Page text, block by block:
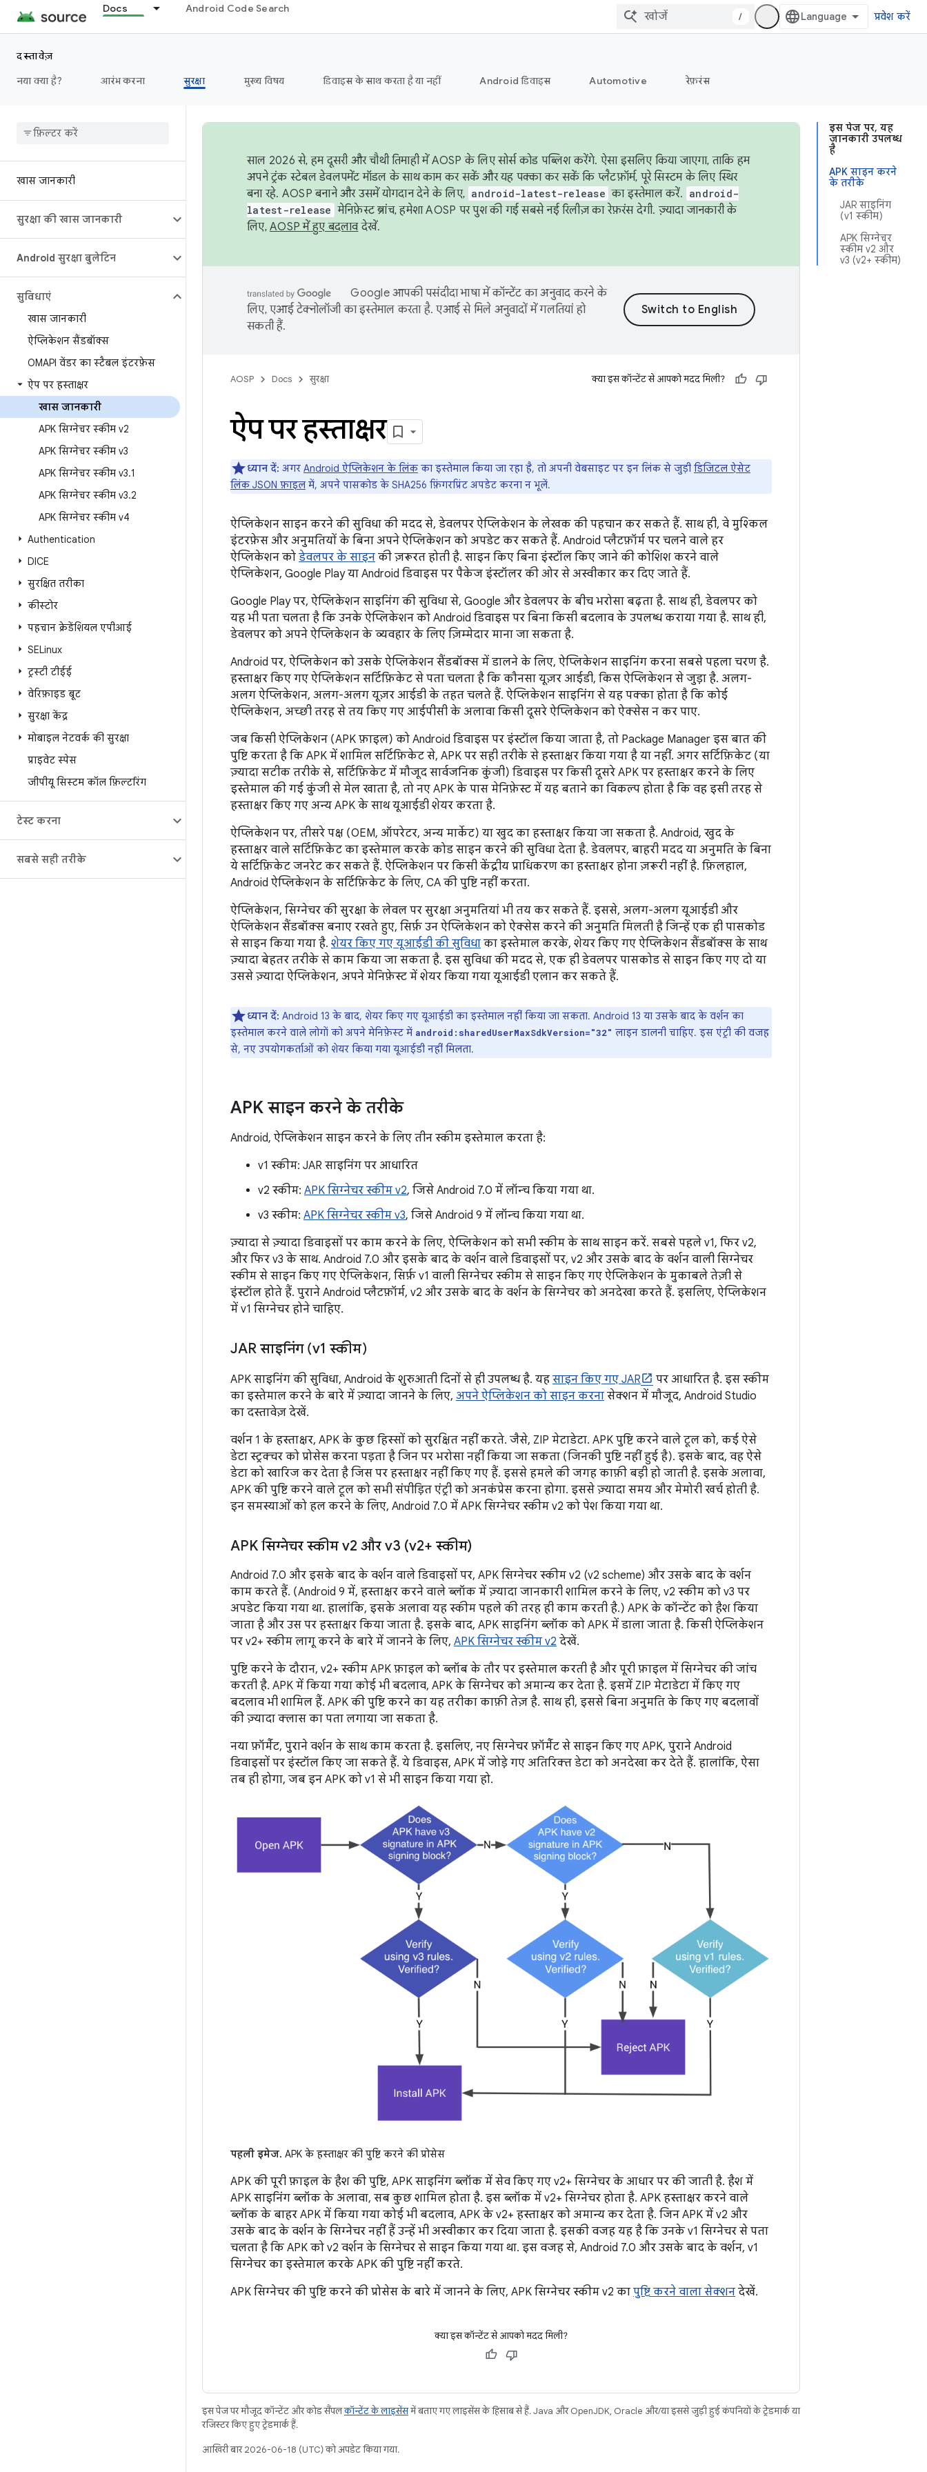
Docs Android Code Search
/ प्रवेश करें
दस्तावेज़
नया क्या है?
आरंभ करना सुरक्षा मुख्य विषय डिवाइस के साथ करता है या नहीं Android डिवाइस Automotive रेफ़रंस
खास जानकारी
सुरक्षा की खास जानकारी
Android सुरक्षा बुलेटिन
सुविधाएं
खास जानकारी
ऐप्लिकेशन सैंडबॉक्स
OMAPI वेंडर का स्टैबल इंटरफ़ेस
ऐप पर हस्ताक्षर
खास जानकारी
APK सिग्नेचर स्कीम v2
APK सिग्नेचर स्कीम v3
APK सिग्नेचर स्कीम v3.1
APK सिग्नेचर स्कीम v3.2
APK सिग्नेचर स्कीम v4
Authentication
DICE
सुरक्षित तरीका
कीस्टोर
पहचान क्रेडेंशियल एपीआई
SELinux
ट्रस्टी टीईई
वेरिफ़ाइड बूट
सुरक्षा केंद्र
मोबाइल नेटवर्क की सुरक्षा
प्राइवेट स्पेस
जीपीयू सिस्टम कॉल फ़िल्टरिंग
टेस्ट करना
सबसे सही तरीके
इस पेज पर, यह
जानकारी उपलब्ध
है
APK साइन करने
के तरीके
JAR साइनिंग
(v1 स्कीम)
APK सिग्नेचर
स्कीम v2 और
v3 (v2+ स्कीम)
साल 2026 से, हम दूसरी और चौथी तिमाही में AOSP के लिए सोर्स कोड पब्लिश करेंगे. ऐसा इसलिए किया जाएगा, ताकि हम
अपने ट्रंक स्टेबल डेवलपमेंट मॉडल के साथ काम कर सकें और यह पक्का कर सकें कि प्लैटफ़ॉर्म, पूरे सिस्टम के लिए स्थिर
बना रहे. AOSP बनाने और उसमें योगदान देने के लिए, android-latest-release का इस्तेमाल करें. android-
latest-release मेनिफ़ेस्ट ब्रांच, हमेशा AOSP पर पुश की गई सबसे नई रिलीज़ का रेफ़रंस देगी. ज़्यादा जानकारी के
लिए, AOSP में हुए बदलावदेखें.
Google आपकी पसंदीदा भाषा में कॉन्टेंट का अनुवाद करने के
लिए, एआई टेक्नोलॉजी का इस्तेमाल करता है. एआई से मिले अनुवादों में गलतियां हो
सकती हैं.
AOSP Docs सुरक्षा क्या इस कॉन्टेंट से आपको मदद मिली?
ऐप पर हस्ताक्षर
ध्यान दें: अगर Android ऐप्लिकेशन के लिंक का इस्तेमाल किया जा रहा है, तो अपनी वेबसाइट पर इन लिंक से जुड़ी डिजिटल ऐसेट
लिंक JSON फ़ाइल में, अपने पासकोड के SHA256 फ़िंगरप्रिंट अपडेट करना न भूलें.
ऐप्लिकेशन साइन करने की सुविधा की मदद से, डेवलपर ऐप्लिकेशन के लेखक की पहचान कर सकते हैं. साथ ही, वे मुश्किल
इंटरफ़ेस और अनुमतियों के बिना अपने ऐप्लिकेशन को अपडेट कर सकते हैं. Android प्लैटफ़ॉर्म पर चलने वाले हर
ऐप्लिकेशन को डेवलपर के साइन की ज़रूरत होती है. साइन किए बिना इंस्टॉल किए जाने की कोशिश करने वाले
ऐप्लिकेशन, Google Play या Android डिवाइस पर पैकेज इंस्टॉलर की ओर से अस्वीकार कर दिए जाते हैं.
Google Play पर, ऐप्लिकेशन साइनिंग की सुविधा से, Google और डेवलपर के बीच भरोसा बढ़ता है. साथ ही, डेवलपर को
यह भी पता चलता है कि उनके ऐप्लिकेशन को Android डिवाइस पर बिना किसी बदलाव के उपलब्ध कराया गया है. साथ ही,
डेवलपर को अपने ऐप्लिकेशन के व्यवहार के लिए ज़िम्मेदार माना जा सकता है.
Android पर, ऐप्लिकेशन को उसके ऐप्लिकेशन सैंडबॉक्स में डालने के लिए, ऐप्लिकेशन साइनिंग करना सबसे पहला चरण है.
हस्ताक्षर किए गए ऐप्लिकेशन सर्टिफ़िकेट से पता चलता है कि कौनसा यूज़र आईडी, किस ऐप्लिकेशन से जुड़ा है. अलग-
अलग ऐप्लिकेशन, अलग-अलग यूज़र आईडी के तहत चलते हैं. ऐप्लिकेशन साइनिंग से यह पक्का होता है कि कोई
ऐप्लिकेशन, अच्छी तरह से तय किए गए आईपीसी के अलावा किसी दूसरे ऐप्लिकेशन को ऐक्सेस न कर पाए.
जब किसी ऐप्लिकेशन (APK फ़ाइल) को Android डिवाइस पर इंस्टॉल किया जाता है, तो Package Manager इस बात की
पुष्टि करता है कि APK में शामिल सर्टिफ़िकेट से, APK पर सही तरीके से हस्ताक्षर किया गया है या नहीं. अगर सर्टिफ़िकेट (या
ज़्यादा सटीक तरीके से, सर्टिफ़िकेट में मौजूद सार्वजनिक कुंजी) डिवाइस पर किसी दूसरे APK पर हस्ताक्षर करने के लिए
इस्तेमाल की गई कुंजी से मेल खाता है, तो नए APK के पास मेनिफ़ेस्ट में यह बताने का विकल्प होता है कि वह इसी तरह से
हस्ताक्षर किए गए अन्य APK के साथ यूआईडी शेयर करता है.
ऐप्लिकेशन पर, तीसरे पक्ष (OEM, ऑपरेटर, अन्य मार्केट) या खुद का हस्ताक्षर किया जा सकता है. Android, खुद के
हस्ताक्षर वाले सर्टिफ़िकेट का इस्तेमाल करके कोड साइन करने की सुविधा देता है. डेवलपर, बाहरी मदद या अनुमति के बिना
ये सर्टिफ़िकेट जनरेट कर सकते हैं. ऐप्लिकेशन पर किसी केंद्रीय प्राधिकरण का हस्ताक्षर होना ज़रूरी नहीं है. फ़िलहाल,
Android ऐप्लिकेशन के सर्टिफ़िकेट के लिए, CA की पुष्टि नहीं करता.
ऐप्लिकेशन, सिग्नेचर की सुरक्षा के लेवल पर सुरक्षा अनुमतियां भी तय कर सकते हैं. इससे, अलग-अलग यूआईडी और
ऐप्लिकेशन सैंडबॉक्स बनाए रखते हुए, सिर्फ़ उन ऐप्लिकेशन को ऐक्सेस करने की अनुमति मिलती है जिन्हें एक ही पासकोड
से साइन किया गया है. शेयर किए गए यूआईडी की सुविधा का इस्तेमाल करके, शेयर किए गए ऐप्लिकेशन सैंडबॉक्स के साथ
ज़्यादा बेहतर तरीके से काम किया जा सकता है. इस सुविधा की मदद से, एक ही डेवलपर पासकोड से साइन किए गए दो या
उससे ज़्यादा ऐप्लिकेशन, अपने मेनिफ़ेस्ट में शेयर किया गया यूआईडी एलान कर सकते हैं.
ध्यान दें: Android 13 के बाद, शेयर किए गए यूआईडी का इस्तेमाल नहीं किया जा सकता. Android 13 या उसके बाद के वर्शन का
इस्तेमाल करने वाले लोगों को अपने मेनिफ़ेस्ट में android:sharedUserMaxSdkVersion="32" लाइन डालनी चाहिए. इस एंट्री की वजह
से, नए उपयोगकर्ताओं को शेयर किया गया यूआईडी नहीं मिलता.
APK साइन करने के तरीके
Android, ऐप्लिकेशन साइन करने के लिए तीन स्कीम इस्तेमाल करता है:
v1 स्कीम: JAR साइनिंग पर आधारित
v2 स्कीम: APK सिग्नेचर स्कीम v2, जिसे Android 7.0 में लॉन्च किया गया था.
v3 स्कीम: APK सिग्नेचर स्कीम v3, जिसे Android 9 में लॉन्च किया गया था.
ज़्यादा से ज़्यादा डिवाइसों पर काम करने के लिए, ऐप्लिकेशन को सभी स्कीम के साथ साइन करें. सबसे पहले v1, फिर v2,
और फिर v3 के साथ. Android 7.0 और इसके बाद के वर्शन वाले डिवाइसों पर, v2 और उसके बाद के वर्शन वाली सिग्नेचर
स्कीम से साइन किए गए ऐप्लिकेशन, सिर्फ़ v1 वाली सिग्नेचर स्कीम से साइन किए गए ऐप्लिकेशन के मुकाबले तेज़ी से
इंस्टॉल होते हैं. पुराने Android प्लैटफ़ॉर्म, v2 और उसके बाद के वर्शन के सिग्नेचर को अनदेखा करते हैं. इसलिए, ऐप्लिकेशन
में v1 सिग्नेचर होने चाहिए.
JAR साइनिंग (v1 स्कीम)
APK साइनिंग की सुविधा, Android के शुरुआती दिनों से ही उपलब्ध है. यह साइन किए गए JAR
पर आधारित है. इस स्कीम
का इस्तेमाल करने के बारे में ज़्यादा जानने के लिए, अपने ऐप्लिकेशन को साइन करना सेक्शन में मौजूद, Android Studio
का दस्तावेज़ देखें.
वर्शन 1 के हस्ताक्षर, APK के कुछ हिस्सों को सुरक्षित नहीं करते. जैसे, ZIP मेटाडेटा. APK पुष्टि करने वाले टूल को, कई ऐसे
डेटा स्ट्रक्चर को प्रोसेस करना पड़ता है जिन पर भरोसा नहीं किया जा सकता (जिनकी पुष्टि नहीं हुई है). इसके बाद, वह ऐसे
डेटा को खारिज कर देता है जिस पर हस्ताक्षर नहीं किए गए हैं. इससे हमले की जगह काफ़ी बड़ी हो जाती है. इसके अलावा,
APK की पुष्टि करने वाले टूल को सभी संपीड़ित एंट्री को अनकंप्रेस करना होगा. इससे ज़्यादा समय और मेमोरी खर्च होती है.
इन समस्याओं को हल करने के लिए, Android 7.0 में APK सिग्नेचर स्कीम v2 को पेश किया गया था.
APK सिग्नेचर स्कीम v2 और v3 (v2+ स्कीम)
Android 7.0 और इसके बाद के वर्शन वाले डिवाइसों पर, APK सिग्नेचर स्कीम v2 (v2 scheme) और उसके बाद के वर्शन
काम करते हैं. (Android 9 में, हस्ताक्षर करने वाले ब्लॉक में ज़्यादा जानकारी शामिल करने के लिए, v2 स्कीम को v3 पर
अपडेट किया गया था. हालांकि, इसके अलावा यह स्कीम पहले की तरह ही काम करती है.) APK के कॉन्टेंट को हैश किया
जाता है और उस पर हस्ताक्षर किया जाता है. इसके बाद, APK साइनिंग ब्लॉक को APK में डाला जाता है. किसी ऐप्लिकेशन
पर v2+ स्कीम लागू करने के बारे में जानने के लिए, APK सिग्नेचर स्कीम v2 देखें.
पुष्टि करने के दौरान, v2+ स्कीम APK फ़ाइल को ब्लॉब के तौर पर इस्तेमाल करती है और पूरी फ़ाइल में सिग्नेचर की जांच
करती है. APK में किया गया कोई भी बदलाव, APK के सिग्नेचर को अमान्य कर देता है. इसमें ZIP मेटाडेटा में किए गए
बदलाव भी शामिल हैं. APK की पुष्टि करने का यह तरीका काफ़ी तेज़ है. साथ ही, इससे बिना अनुमति के किए गए बदलावों
की ज़्यादा क्लास का पता लगाया जा सकता है.
नया फ़ॉर्मैट, पुराने वर्शन के साथ काम करता है. इसलिए, नए सिग्नेचर फ़ॉर्मैट से साइन किए गए APK, पुराने Android
डिवाइसों पर इंस्टॉल किए जा सकते हैं. ये डिवाइस, APK में जोड़े गए अतिरिक्त डेटा को अनदेखा कर देते हैं. हालांकि, ऐसा
तब ही होगा, जब इन APK को v1 से भी साइन किया गया हो.
पहली इमेज. APK के हस्ताक्षर की पुष्टि करने की प्रोसेस
APK की पूरी फ़ाइल के हैश की पुष्टि, APK साइनिंग ब्लॉक में सेव किए गए v2+ सिग्नेचर के आधार पर की जाती है. हैश में
APK साइनिंग ब्लॉक के अलावा, सब कुछ शामिल होता है. इस ब्लॉक में v2+ सिग्नेचर होता है. APK हस्ताक्षर करने वाले
ब्लॉक के बाहर APK में किया गया कोई भी बदलाव, APK के v2+ हस्ताक्षर को अमान्य कर देता है. जिन APK में v2 और
उसके बाद के वर्शन के सिग्नेचर नहीं हैं उन्हें भी अस्वीकार कर दिया जाता है. इसकी वजह यह है कि उनके v1 सिग्नेचर से पता
चलता है कि APK को v2 वर्शन के सिग्नेचर से साइन किया गया था. इस वजह से, Android 7.0 और उसके बाद के वर्शन, v1
सिग्नेचर का इस्तेमाल करके APK की पुष्टि नहीं करते.
APK सिग्नेचर की पुष्टि करने की प्रोसेस के बारे में जानने के लिए, APK सिग्नेचर स्कीम v2 का पुष्टि करने वाला सेक्शन देखें.
क्या इस कॉन्टेंट से आपको मदद मिली?
इस पेज पर मौजूद कॉन्टेंट और कोड सैंपलकॉन्टेंट के लाइसेंसमें बताए गए लाइसेंस के हिसाब से हैं. Java और OpenJDK, Oracle और/या इससे जुड़ी हुई कंपनियों के ट्रेडमार्क या
रजिस्टर किए हुए ट्रेडमार्क हैं.
आखिरी बार 2026-06-18 (UTC) को अपडेट किया गया.